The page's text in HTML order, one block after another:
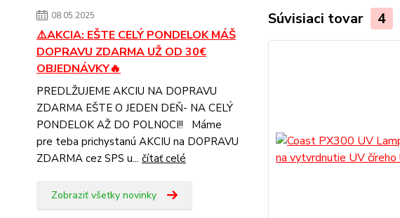
08.05.2025
⚠️AKCIA: EŠTE CELÝ PONDELOK MÁŠ
DOPRAVU ZDARMA UŽ OD 30€
OBJEDNÁVKY🔥
PREDLŽUJEME AKCIU NA DOPRAVU
ZDARMA EŠTE O JEDEN DEŇ- NA CELÝ
PONDELOK AŽ DO POLNOCI!! Máme
pre teba prichystanú AKCIU na DOPRAVU
ZDARMA cez SPS u... čítať celé
Zobraziť všetky novinky
Súvisiaci tovar 4